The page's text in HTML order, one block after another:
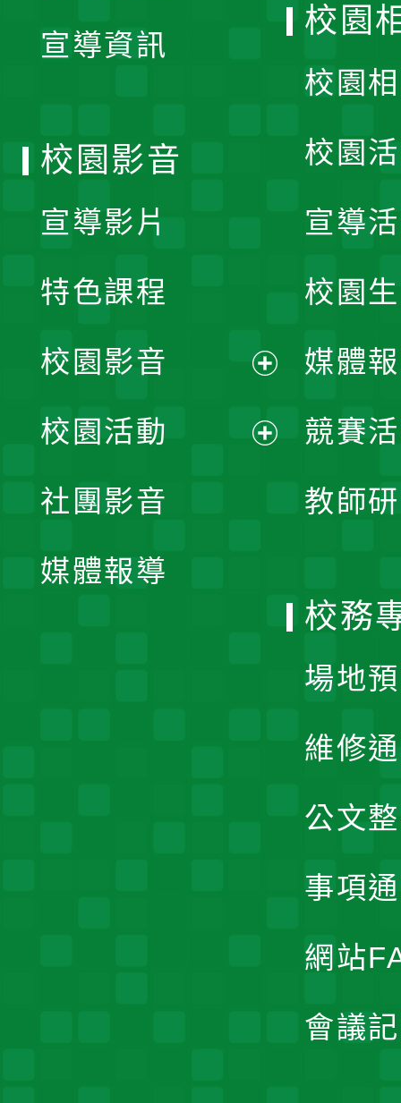
宣導資訊
校園
校園
校園
宣導
校園
媒體
競賽
教師
校園影音
宣導影片
特色課程
校園影音
開
校園活動
社團影音
媒體報導
校務
場地
維修
公文
事項
網站
會議